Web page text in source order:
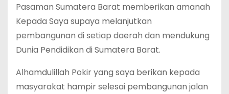
Pasaman Sumatera Barat memberikan amanah
Kepada Saya supaya melanjutkan
pembangunan di setiap daerah dan mendukung
Dunia Pendidikan di Sumatera Barat.
Alhamdulillah Pokir yang saya berikan kepada
masyarakat hampir selesai pembangunan jalan